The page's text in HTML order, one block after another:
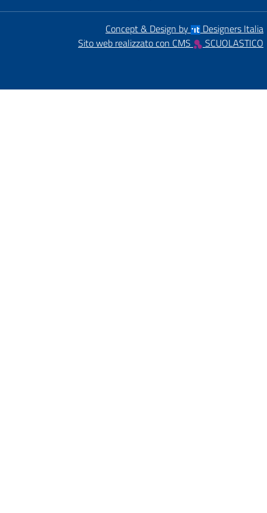
Concept & Design by
Designers Italia
Sito web realizzato con CMS
SCUOLASTICO